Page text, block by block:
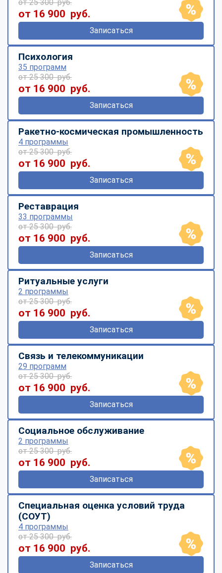
от 25 300 руб.
от 16 900 руб.
Записаться
Психология
35 программ
от 25 300 руб.
от 16 900 руб.
Записаться
Ракетно-космическая промышленность
4 программы
от 25 300 руб.
от 16 900 руб.
Записаться
Реставрация
33 программы
от 25 300 руб.
от 16 900 руб.
Записаться
Ритуальные услуги
2 программы
от 25 300 руб.
от 16 900 руб.
Записаться
Связь и телекоммуникации
29 программ
от 25 300 руб.
от 16 900 руб.
Записаться
Социальное обслуживание
2 программы
от 25 300 руб.
от 16 900 руб.
Записаться
Специальная оценка условий труда
(СОУТ)
4 программы
от 25 300 руб.
от 16 900 руб.
Записаться